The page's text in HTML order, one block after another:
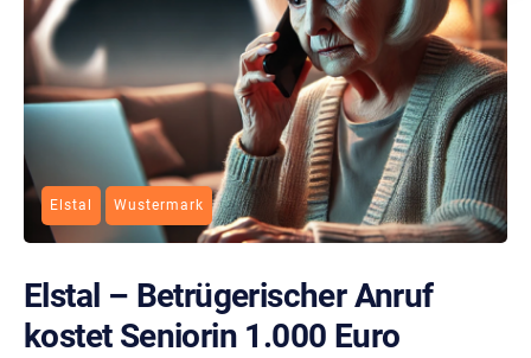
Elstal Wustermark
Elstal – Betrügerischer Anruf
kostet Seniorin 1.000 Euro